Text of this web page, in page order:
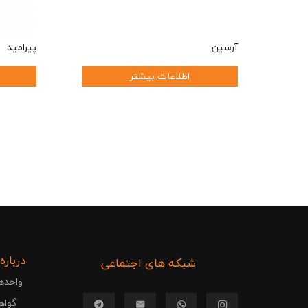
آرسین
اطلاعات بیشتر
پیرامید
شبکه های اجتماعی